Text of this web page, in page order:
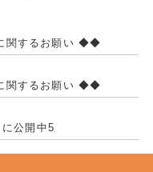
関するお願い ◆◆
関するお願い ◆◆
公開中5